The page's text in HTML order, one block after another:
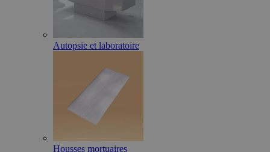
Autopsie et laboratoire
Housses mortuaires